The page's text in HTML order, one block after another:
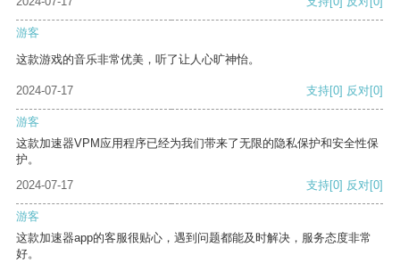
游客
这款游戏的音乐非常优美，听了让人心旷神怡。
2024-07-17 支持[0] 反对[0]
游客
这款加速器VPM应用程序已经为我们带来了无限的隐私保护和安全性保
护。
2024-07-17
支持[0] 反对[0]
游客
这款加速器app的客服很贴心，遇到问题都能及时解决，服务态度非常
好。